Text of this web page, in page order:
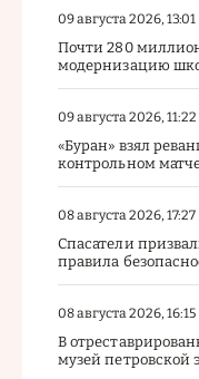
09 августа 2026, 13:01
Почти 280
модернизацию
09 августа 2026, 11:22
«Буран» взял
контрольном
08 августа 2026, 17:27
Спасатели
правила
08 августа 2026, 16:15
В
музей петровской